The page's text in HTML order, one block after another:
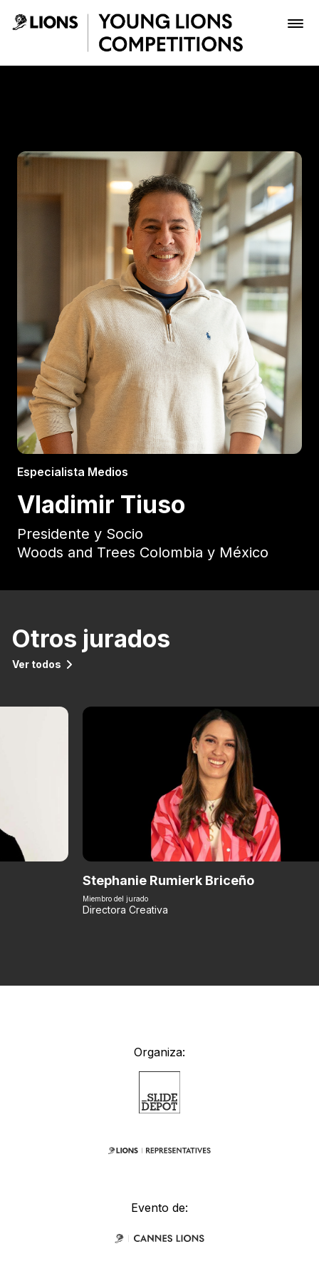
Saltar al contenido principal
Inscribir
Boletería
Especialista Medios
Vladimir Tiuso
Presidente y Socio
Woods and Trees Colombia y México
Otros jurados
Ver todos
Stephanie Rumierk Briceño
Miembro del jurado
Directora Creativa
Organiza:
Evento de: